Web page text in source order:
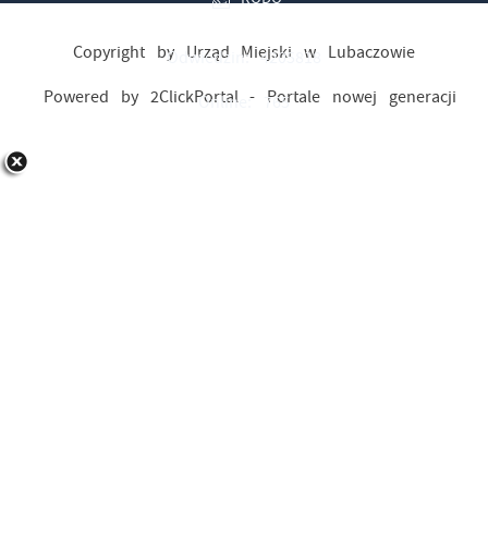
Odwiedzin: 4205818
Online: 765
Copyright by Urząd Miejski w Lubaczowie
Powered by 2ClickPortal- Portale nowej generacji